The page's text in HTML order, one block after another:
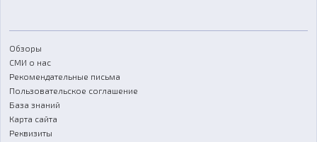
Обзоры
СМИ о нас
Рекомендательные письма
Пользовательское соглашение
База знаний
Карта сайта
Реквизиты